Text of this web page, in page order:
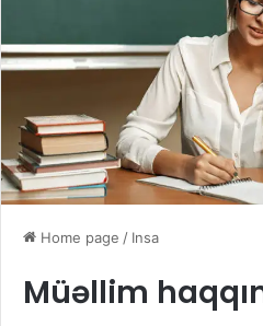
Home page / Insa
Müəllim